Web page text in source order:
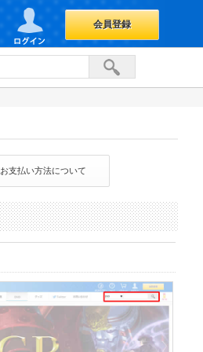
会員登録
お支払い方法について